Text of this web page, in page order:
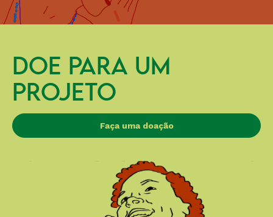
DOE PARA UM
PROJETO
Faça uma doação